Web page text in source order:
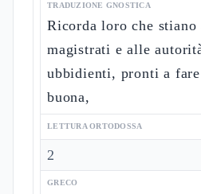
TRADUZIONE GNOSTICA
Ricorda loro che stiano
magistrati e alle
ubbidienti, pronti a
buona,
LETTURA ORTODOSSA
2
GRECO